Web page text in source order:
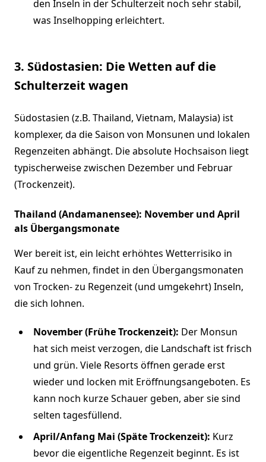
den Inseln in der Schulterzeit noch sehr stabil,
was Inselhopping erleichtert.
3. Südostasien: Die Wetten auf die
Schulterzeit wagen
Südostasien (z.B. Thailand, Vietnam, Malaysia) ist
komplexer, da die Saison von Monsunen und lokalen
Regenzeiten abhängt. Die absolute Hochsaison liegt
typischerweise zwischen Dezember und Februar
(Trockenzeit).
Thailand (Andamanensee): November und April
als Übergangsmonate
Wer bereit ist, ein leicht erhöhtes Wetterrisiko in
Kauf zu nehmen, findet in den Übergangsmonaten
von Trocken- zu Regenzeit (und umgekehrt) Inseln,
die sich lohnen.
November (Frühe Trockenzeit): Der Monsun
hat sich meist verzogen, die Landschaft ist frisch
und grün. Viele Resorts öffnen gerade erst
wieder und locken mit Eröffnungsangeboten. Es
kann noch kurze Schauer geben, aber sie sind
selten tagesfüllend.
April/Anfang Mai (Späte Trockenzeit): Kurz
bevor die eigentliche Regenzeit beginnt. Es ist